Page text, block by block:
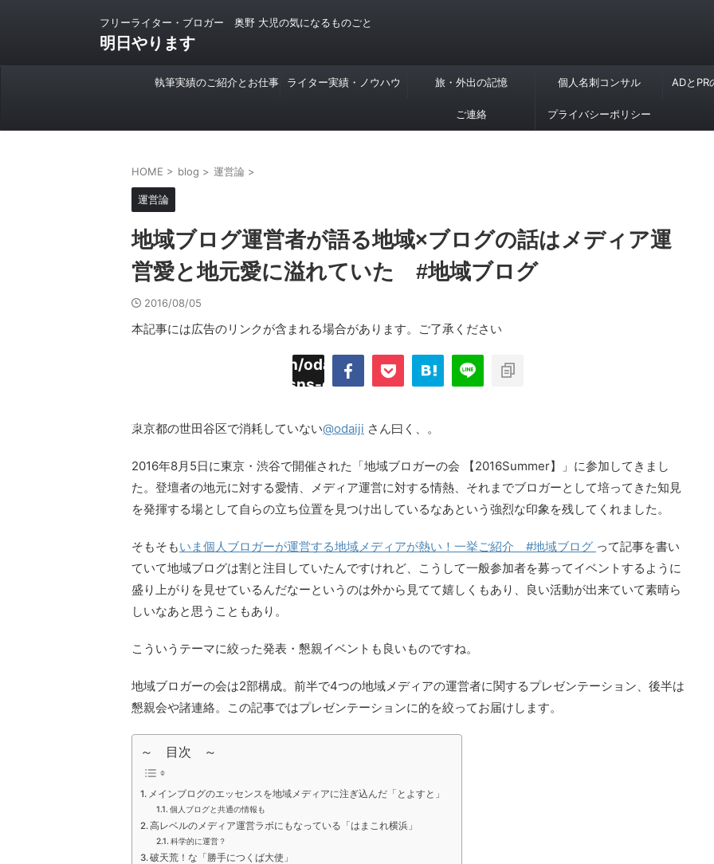
フリーライター・ブロガー 奥野 大児の気になるものごと
明日やります
執筆実績のご紹介とお仕事 ライター実績・ノウハウ 旅・外出の記憶 個人名刺コンサル ADとPR
ご連絡 プライバシーポリシー
HOME > blog > 運営論 >
運営論
地域ブログ運営者が語る地域×ブログの話はメディア運
営愛と地元愛に溢れていた #地域ブログ
2016/08/05
本記事には広告のリンクが含まれる場合があります。ご了承ください
"Twitter"
/home/daimyoojin/odaiji.com/public_html/blog/wp-
content/plugins/sns-count-cache/sns-count-
東京都の世田谷区で消耗していない@odaiji さん曰く、。
2016年8月5日に東京・渋谷で開催された「地域ブロガーの会 【2016Summer】」に参加してきまし
た。登壇者の地元に対する愛情、メディア運営に対する情熱、それまでブロガーとして培ってきた知見
を発揮する場として自らの立ち位置を見つけ出しているなあという強烈な印象を残してくれました。
そもそもいま個人ブロガーが運営する地域メディアが熱い！一挙ご紹介 #地域ブログ って記事を書い
ていて地域ブログは割と注目していたんですけれど、こうして一般参加者を募ってイベントするように
盛り上がりを見せているんだなーというのは外から見てて嬉しくもあり、良い活動が出来ていて素晴ら
しいなあと思うこともあり。
こういうテーマに絞った発表・懇親イベントも良いものですね。
地域ブロガーの会は2部構成。前半で4つの地域メディアの運営者に関するプレゼンテーション、後半は
懇親会や諸連絡。この記事ではプレゼンテーションに的を絞ってお届けします。
～ 目次 ～
メインブログのエッセンスを地域メディアに注ぎ込んだ「とよすと」
個人ブログと共通の情報も
高レベルのメディア運営ラボにもなっている「はまこれ横浜」
科学的に運営？
破天荒！な「勝手につくば大使」